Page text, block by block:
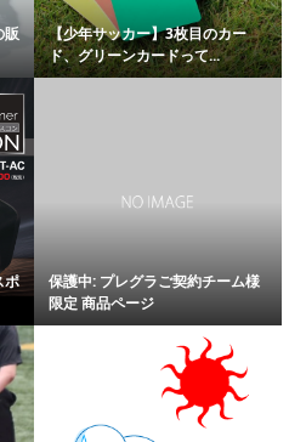
販
【少年サッカー】3枚目のカー
ド、グリーンカードって...
ポ
保護中: プレグラご契約チーム様
限定 商品ページ